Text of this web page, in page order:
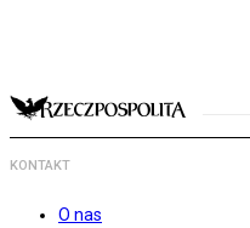
KONTAKT
O nas